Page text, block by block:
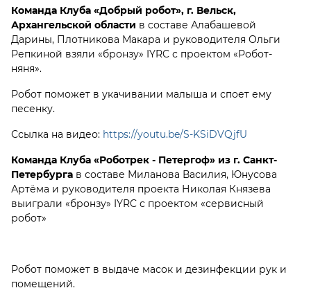
Команда Клуба «Добрый робот», г. Вельск,
Архангельской области в составе Алабашевой
Дарины, Плотникова Макара и руководителя Ольги
Репкиной взяли «бронзу» IYRC с проектом «Робот-
няня».
Робот поможет в укачивании малыша и споет ему
песенку.
Ссылка на видео: https://youtu.be/S-KSiDVQjfU
Команда Клуба «Роботрек - Петергоф» из г. Санкт-
Петербурга в составе Миланова Василия, Юнусова
Артёма и руководителя проекта Николая Князева
выиграли «бронзу» IYRC с проектом «сервисный
робот»
Робот поможет в выдаче масок и дезинфекции рук и
помещений.